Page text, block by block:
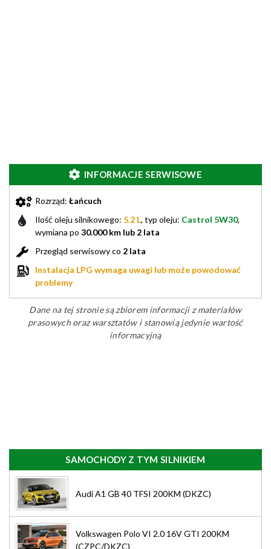
INFORMACJE SERWISOWE
Rozrząd: Łańcuch
Ilość oleju silnikowego: 5.2 L, typ oleju: Castrol 5W30,
wymiana po 30.000 km lub 2 lata
Przegląd serwisowy co 2 lata
Instalacja LPG wymaga uwagi lub może powodować
problemy
Dane na tej stronie są zbiorem informacji z materiałów
prasowych oraz warsztatów i stanowią jedynie wartość
informacyjną
SAMOCHODY Z TYM SILNIKIEM
Audi A1 GB 40 TFSI 200KM (DKZC)
Volkswagen Polo VI 2.0 16V GTI 200KM
(CZPC/DKZC)